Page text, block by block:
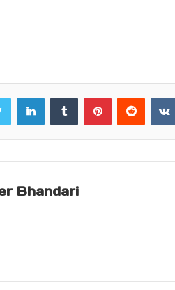
Twitter LinkedInTumblr PinterestReddit
Bhandari